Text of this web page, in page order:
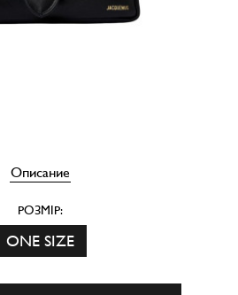
Описание
РОЗМІР:
ONE SIZE